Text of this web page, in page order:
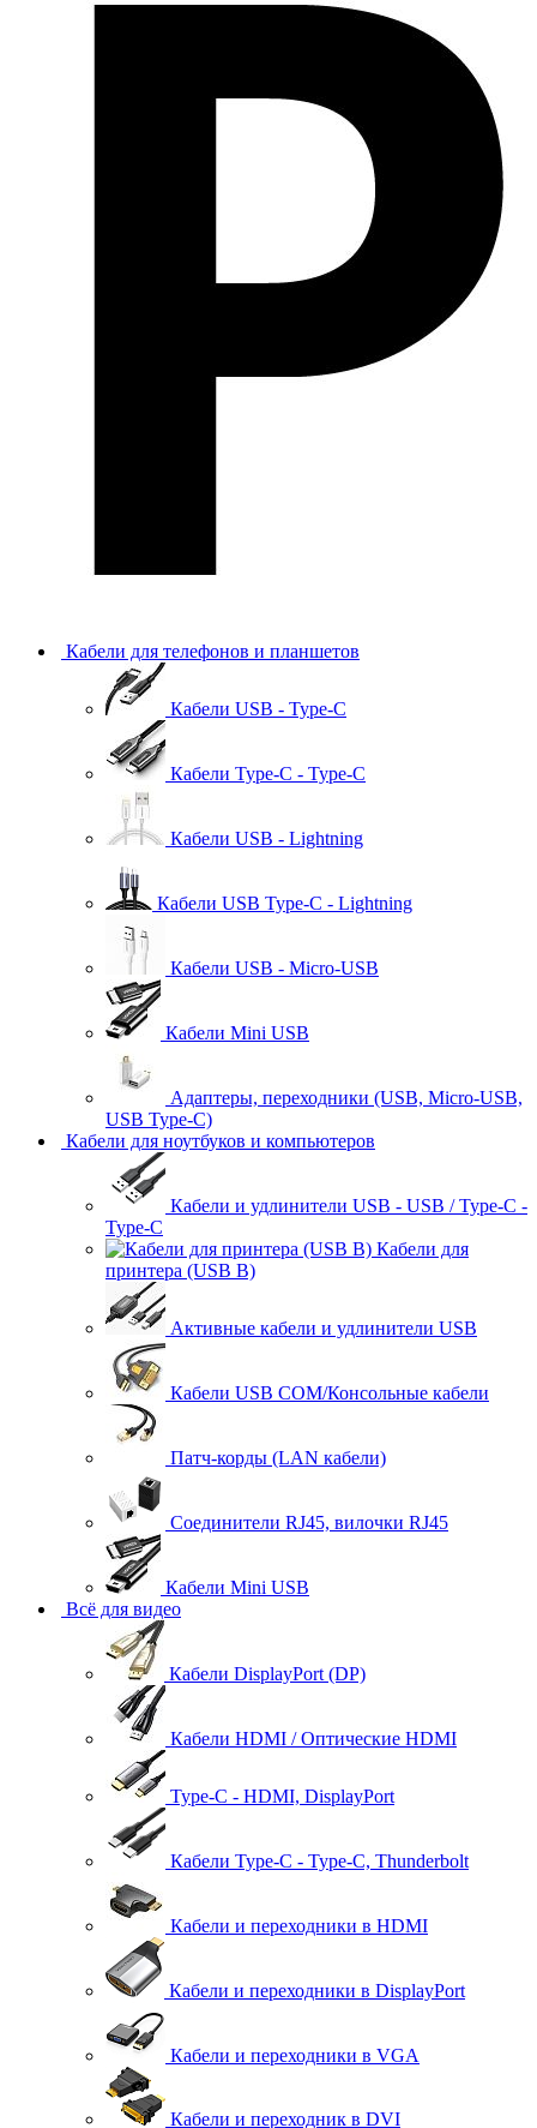
Кабели для телефонов и планшетов
Кабели USB - Type-C
Кабели Type-C - Type-C
Кабели USB - Lightning
Кабели USB Type-C - Lightning
Кабели USB - Micro-USB
Кабели Mini USB
Адаптеры, переходники (USB, Micro-USB,
USB Type-C)
Кабели для ноутбуков и компьютеров
Кабели и удлинители USB - USB / Type-C -
Type-C
Кабели для
принтера (USB B)
Активные кабели и удлинители USB
Кабели USB COM/Консольные кабели
Патч-корды (LAN кабели)
Соединители RJ45, вилочки RJ45
Кабели Mini USB
Всё для видео
Кабели DisplayPort (DP)
Кабели HDMI / Оптические HDMI
Type-C - HDMI, DisplayPort
Кабели Type-C - Type-C, Thunderbolt
Кабели и переходники в HDMI
Кабели и переходники в DisplayPort
Кабели и переходники в VGA
Кабели и переходник в DVI